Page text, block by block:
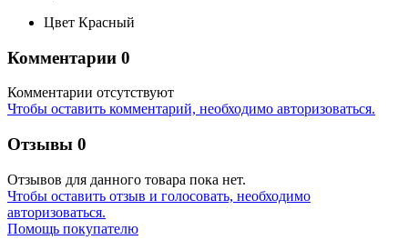
Цвет Красный
Комментарии 0
Комментарии отсутствуют
Чтобы оставить комментарий, необходимо авторизоваться.
Отзывы 0
Отзывов для данного товара пока нет.
Чтобы оcтавить отзыв и голосовать, необходимо
авторизоваться.
Помощь покупателю